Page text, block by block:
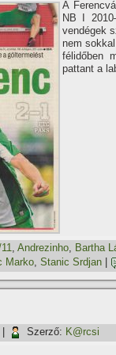
A
NB I
vendégek
nem
félidőben
pattant a
, Andrezinho, Bartha
Marko, Stanic Srdjan
Szerző: K@rcsi